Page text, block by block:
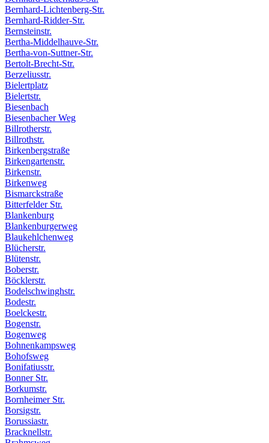
Bernhard-Lichtenberg-Str.
Bernhard-Ridder-Str.
Bernsteinstr.
Bertha-Middelhauve-Str.
Bertha-von-Suttner-Str.
Bertolt-Brecht-Str.
Berzeliusstr.
Bielertplatz
Bielertstr.
Biesenbach
Biesenbacher Weg
Billrotherstr.
Billrothstr.
Birkenbergstraße
Birkengartenstr.
Birkenstr.
Birkenweg
Bismarckstraße
Bitterfelder Str.
Blankenburg
Blankenburgerweg
Blaukehlchenweg
Blücherstr.
Blütenstr.
Boberstr.
Böcklerstr.
Bodelschwinghstr.
Bodestr.
Boelckestr.
Bogenstr.
Bogenweg
Bohnenkampsweg
Bohofsweg
Bonifatiusstr.
Bonner Str.
Borkumstr.
Bornheimer Str.
Borsigstr.
Borussiastr.
Bracknellstr.